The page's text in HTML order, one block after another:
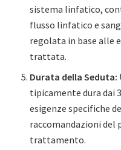
sistema linfatico,
flusso linfatico e
regolata in base alle
trattata.
Durata della Seduta:
tipicamente dura dai
esigenze specifiche
raccomandazioni del
trattamento.